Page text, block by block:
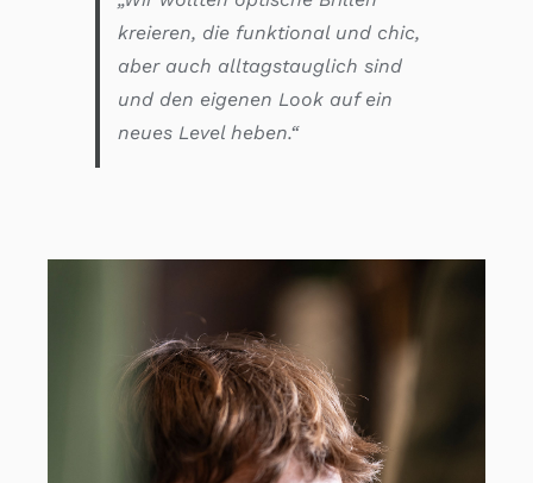
kreieren, die funktional und chic,
aber auch alltagstauglich sind
und den eigenen Look auf ein
neues Level heben.“